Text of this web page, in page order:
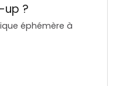
up ?
éphémère à